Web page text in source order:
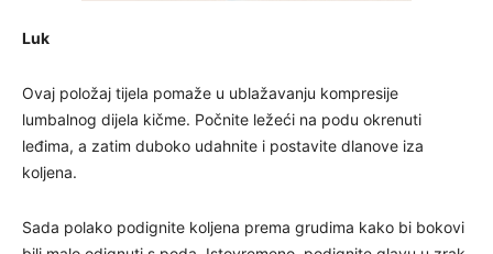
Luk
Ovaj položaj tijela pomaže u ublažavanju kompresije
lumbalnog dijela kičme. Počnite ležeći na podu okrenuti
leđima, a zatim duboko udahnite i postavite dlanove iza
koljena.
Sada polako podignite koljena prema grudima kako bi bokovi